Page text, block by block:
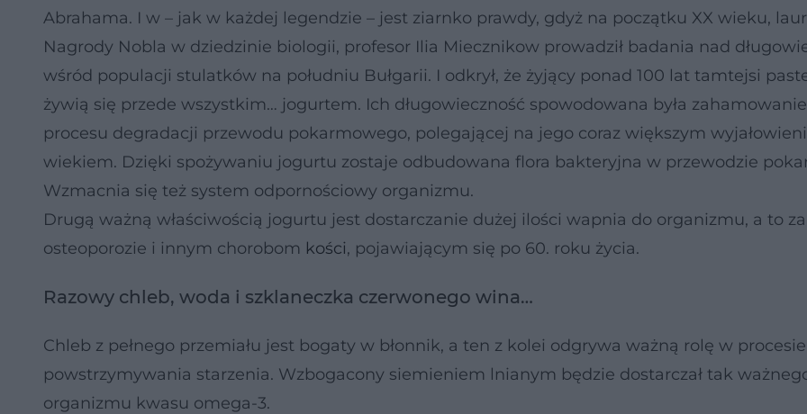
Abrahama. I w – jak w każdej legendzie – jest ziarnko prawdy, gdyż na początku XX wieku,
Nagrody Nobla w dziedzinie biologii, profesor Ilia Miecznikow prowadził badania nad
wśród populacji stulatków na południu Bułgarii. I odkrył, że żyjący ponad 100 lat tamtejsi
żywią się przede wszystkim… jogurtem. Ich długowieczność spowodowana była
procesu degradacji przewodu pokarmowego, polegającej na jego coraz większym
wiekiem. Dzięki spożywaniu jogurtu zostaje odbudowana flora bakteryjna w przewodzie
Wzmacnia się też system odpornościowy organizmu.
Drugą ważną właściwością jogurtu jest dostarczanie dużej ilości wapnia do organizmu, a to
osteoporozie i innym chorobom kości, pojawiającym się po 60. roku życia.
Razowy chleb, woda i szklaneczka czerwonego wina…
Chleb z pełnego przemiału jest bogaty w błonnik, a ten z kolei odgrywa ważną rolę w procesie
powstrzymywania starzenia. Wzbogacony siemieniem lnianym będzie dostarczał tak
organizmu kwasu omega-3.